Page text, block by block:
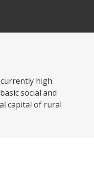
high
social and
capital of rural